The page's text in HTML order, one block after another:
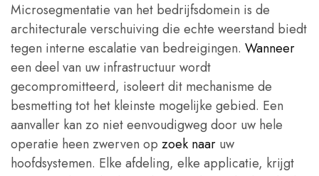
Microsegmentatie van het bedrijfsdomein is de
architecturale verschuiving die echte weerstand biedt
tegen interne escalatie van bedreigingen. Wanneer
een deel van uw infrastructuur wordt
gecompromitteerd, isoleert dit mechanisme de
besmetting tot het kleinste mogelijke gebied. Een
aanvaller kan zo niet eenvoudigweg door uw hele
operatie heen zwerven op zoek naar uw
hoofdsystemen. Elke afdeling, elke applicatie, krijgt